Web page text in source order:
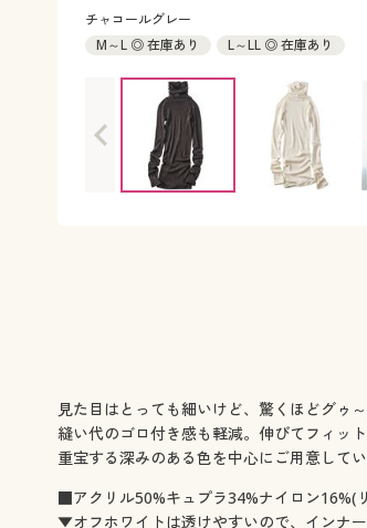
チャコールグレー
M～L ◎ 在庫あり
L～LL ◎ 在庫あり
見た目はとっても細いけど、驚くほどグゥ
縫い代のゴロ付き感も軽減。伸びてフィッ
重宝する深みのある色を中心にご用意して
■アクリル50%キュプラ34%ナイロン16%(
▼オフホワイトは透けやすいので、インナー